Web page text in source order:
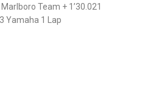
Team + 1’30.021
Yamaha 1 Lap